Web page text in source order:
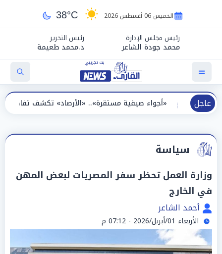
الخميس 06 أغسطس 2026 38°C
رئيس مجلس الإدارة
محمد جودة الشاعر
رئيس التحرير
د.محمد طعيمة
عاجل
«أجواء صيفية مستقرة».. «الأرصاد» تكشف تفاصيل درجات الحرارة
سياسة
وزارة العمل تحظر سفر المصريات لبعض المهن
في الخارج
أحمد الشاعر
الأربعاء 01/أبريل/2026 - 07:12 م